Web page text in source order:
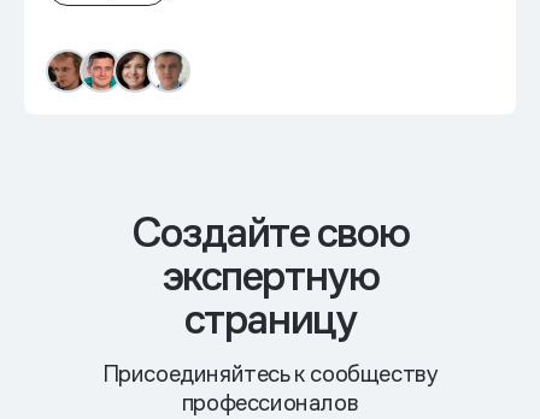
Cоздайте свою
экспертную
страницу
Присоединяйтесь к сообществу
профессионалов